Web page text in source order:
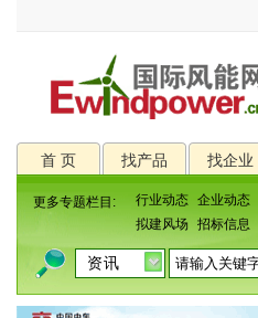
首 页 找产品 找企业
更多专题栏目: 行业动态 企业动态
拟建风场
招标信息